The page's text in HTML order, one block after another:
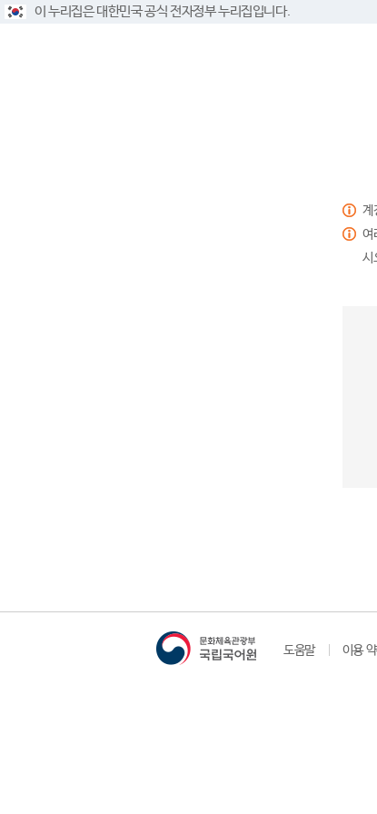
이 누리집은 대한민국 공식 전자정부 누리집입니다.
계
여
시
도움말 이용